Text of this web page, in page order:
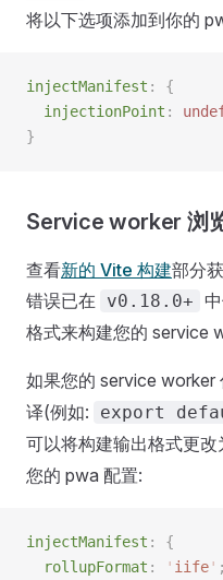
将以下选项添加到你的
injectManifest :
{
  injectionPoint
:
}
Service worker 浏
查看新的 Vite 构建部分
错误已在
v0.18.0+
格式来构建您的 service
如果您的 service worker
译(例如:
export
可以将构建输出格式更改
您的 pwa 配置:
injectManifest :
{
  rollupFormat
: ' iife' ;